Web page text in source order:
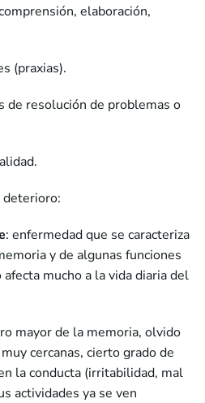
elaboración,
(praxias).
de resolución de problemas o
deterioro:
: enfermedad que se caracteriza
y de algunas funciones
mucho a la vida diaria del
mayor de la memoria, olvido
cercanas, cierto grado de
la conducta (irritabilidad, mal
actividades ya se ven